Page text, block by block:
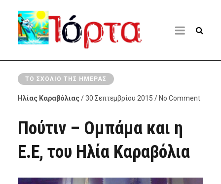
ΤΟ ΣΧΌΛΙΟ ΤΗΣ ΗΜΈΡΑΣ
Ηλίας Καραβόλιας/ 30 Σεπτεμβρίου 2015 / No Comment
Πούτιν – Ομπάμα και η
Ε.Ε, του Ηλία Καραβόλια